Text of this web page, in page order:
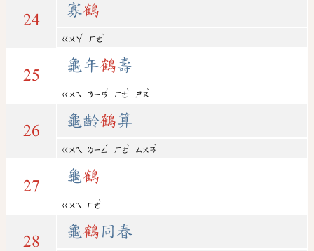
24
寡鶴
ㄍㄨㄚ
ˇ
ㄏㄜ
ˋ
25
龜年鶴壽
ㄍㄨㄟ ㄋㄧㄢ
ˊ
ㄏㄜ
ˋ
ㄕㄡ
ˋ
26
龜齡鶴算
ㄍㄨㄟ ㄌㄧㄥ
ˊ
ㄏㄜ
ˋ
ㄙㄨㄢ
ˋ
27
龜鶴
ㄍㄨㄟ ㄏㄜ
ˋ
28
龜鶴 同春